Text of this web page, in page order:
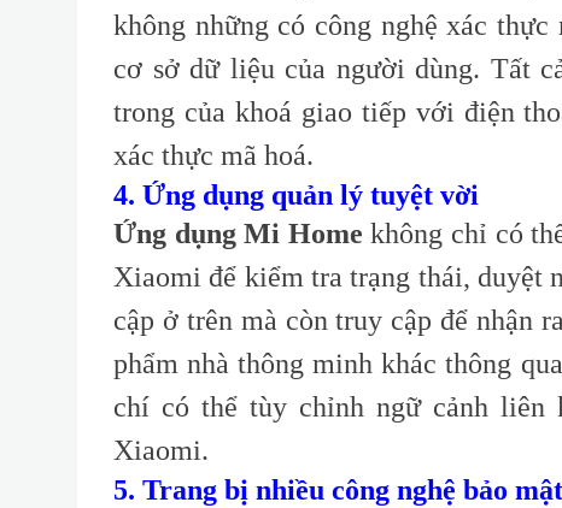
không những có công nghệ xác
cơ sở dữ liệu của người dùng. Tất
trong của khoá giao tiếp với điện
xác thực mã hoá.
4. Ứng dụng quản lý tuyệt vời
Ứng dụng Mi Homekhông chỉ có
Xiaomi để kiểm tra trạng thái, duyệt
cập ở trên mà còn truy cập để nhận
phẩm nhà thông minh khác thông
chí có thể tùy chỉnh ngữ cảnh liên
Xiaomi.
5. Trang bị nhiều công nghệ bảo